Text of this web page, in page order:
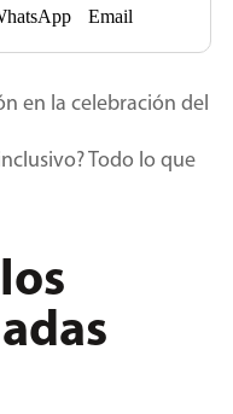
Email
en la celebración del
Todo lo que